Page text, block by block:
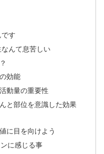
です
なんて息苦しい
効能
動量の重要性
と部位を意識した効果
に目を向けよう
に感じる事